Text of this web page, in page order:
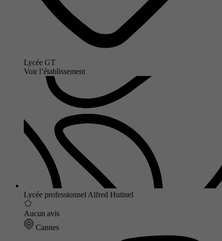
Lycée GT
Voir l’établissement
Lycée professionnel Alfred Hutinel
Aucun avis
Cannes